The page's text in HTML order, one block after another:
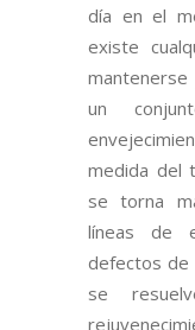
día en el
existe
un
medida del
se torna
líneas de
defectos de
se